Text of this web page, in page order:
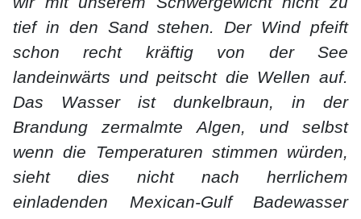
tief in den Sand stehen. Der Wind pfeift
schon recht kräftig von der See
landeinwärts und peitscht die Wellen auf.
Das Wasser ist dunkelbraun, in der
Brandung zermalmte Algen, und selbst
wenn die Temperaturen stimmen würden,
sieht dies nicht nach herrlichem
einladenden Mexican-Gulf Badewasser